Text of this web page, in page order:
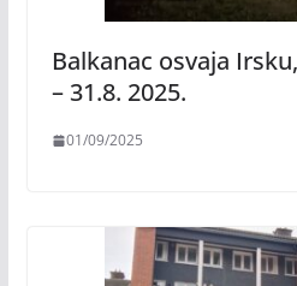
Balkanac osvaja
– 31.8. 2025.
01/09/2025